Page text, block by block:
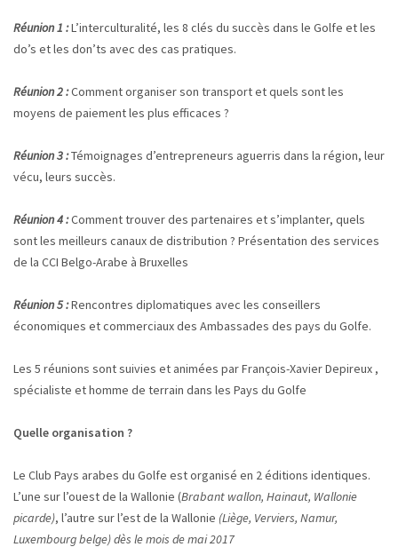
Réunion 1 :L’interculturalité, les 8 clés du succès dans le Golfe et les
do’s et les don’ts avec des cas pratiques.
Réunion 2 :Comment organiser son transport et quels sont les
moyens de paiement les plus efficaces ?
Réunion 3 :Témoignages d’entrepreneurs aguerris dans la région, leur
vécu, leurs succès.
Réunion 4 :Comment trouver des partenaires et s’implanter, quels
sont les meilleurs canaux de distribution ? Présentation des services
de la CCI Belgo-Arabe à Bruxelles
Réunion 5 :Rencontres diplomatiques avec les conseillers
économiques et commerciaux des Ambassades des pays du Golfe.
Les 5 réunions sont suivies et animées par François-Xavier Depireux ,
spécialiste et homme de terrain dans les Pays du Golfe
Quelle organisation ?
Le Club Pays arabes du Golfe est organisé en 2 éditions identiques.
L’une sur l’ouest de la Wallonie (Brabant wallon, Hainaut, Wallonie
picarde), l’autre sur l’est de la Wallonie (Liège, Verviers, Namur,
Luxembourg belge) dès le mois de mai 2017